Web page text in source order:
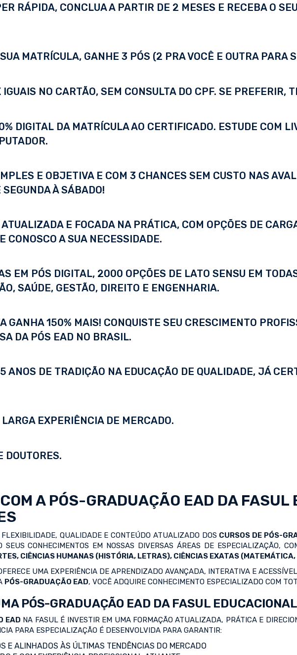
RÁPIDA, CONCLUA A PARTIR DE 2 MESES E RECEBA O
MATRÍCULA, GANHE 3 PÓS (2 PRA VOCÊ E OUTRA PARA
NO CARTÃO, SEM CONSULTA DO CPF. SE PREFERIR,
DIGITAL DA MATRÍCULA AO CERTIFICADO. ESTUDE COM
E OBJETIVA E COM 3 CHANCES SEM CUSTO NAS
À SÁBADO!
E FOCADA NA PRÁTICA, COM OPÇÕES DE
A SUA NECESSIDADE.
EM PÓS DIGITAL, 2000 OPÇÕES DE LATO SENSU EM
SAÚDE, GESTÃO, DIREITO E ENGENHARIA.
GANHA 150% MAIS! CONQUISTE SEU CRESCIMENTO
DA PÓS EAD NO BRASIL.
ANOS DE TRADIÇÃO NA EDUCAÇÃO DE QUALIDADE, JÁ
EXPERIÊNCIA DE MERCADO.
DOUTORES.
A PÓS-GRADUAÇÃO EAD DA FASUL
QUALIDADE E CONTEÚDO ATUALIZADO DOS CURSOS DE PÓS-
SEUS CONHECIMENTOS EM NOSSAS DIVERSAS ÁREAS DE ESPECIALIZAÇÃO,
CIÊNCIAS HUMANAS (HISTÓRIA, LETRAS), CIÊNCIAS EXATAS
UMA EXPERIÊNCIA DE APRENDIZADO AVANÇADA, INTERATIVA E
PÓS-GRADUAÇÃO EAD, VOCÊ ADQUIRE CONHECIMENTO ESPECIALIZADO COM
PÓS-GRADUAÇÃO EAD DA FASUL
EAD NA FASUL É INVESTIR EM UMA FORMAÇÃO ATUALIZADA, PRÁTICA E
PARA ESPECIALIZAÇÃO É DESENVOLVIDA PARA GARANTIR:
E ALINHADOS ÀS ÚLTIMAS TENDÊNCIAS DO MERCADO